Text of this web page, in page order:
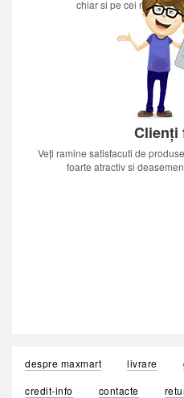
chiar si pe cei mai
Clienți
Veți ramine satisfacuti de
foarte atractiv si
despre maxmart livrare
credit-info
contacte